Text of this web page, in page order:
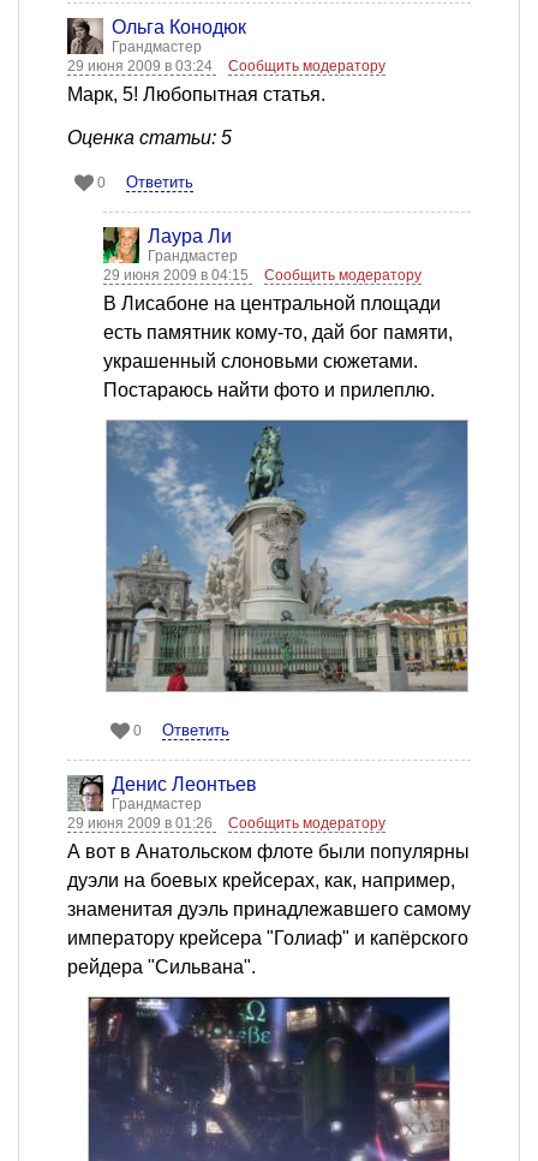
Ольга Конодюк
Грандмастер
29 июня 2009 в 03:24
Сообщить модератору
Марк, 5! Любопытная статья.
Оценка статьи: 5
0 Ответить
Лаура Ли
Грандмастер
29 июня 2009 в 04:15
Сообщить модератору
В Лисабоне на центральной площади
есть памятник кому-то, дай бог памяти,
украшенный слоновьми сюжетами.
Постараюсь найти фото и прилеплю.
0 Ответить
Денис Леонтьев
Грандмастер
29 июня 2009 в 01:26
Сообщить модератору
А вот в Анатольском флоте были популярны
дуэли на боевых крейсерах, как, например,
знаменитая дуэль принадлежавшего самому
императору крейсера "Голиаф" и капёрского
рейдера "Сильвана".